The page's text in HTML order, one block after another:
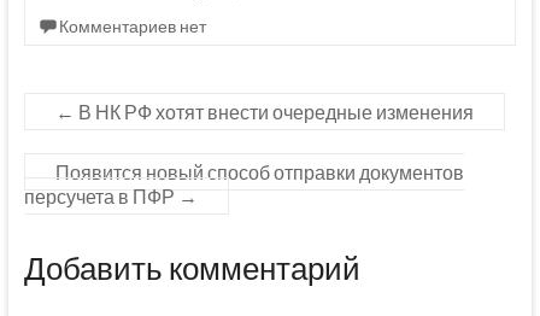
Комментариев нет
← В НК РФ хотят внести очередные изменения
Появится новый способ отправки документов
персучета в ПФР →
Добавить комментарий